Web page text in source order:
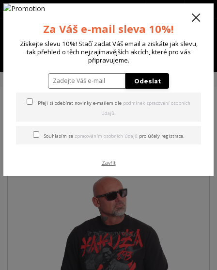
Menu
+420 702 136 620
MIKINY Yakuza pánská mikina Dantai Sweatshirt
Yakuza pánská mikina Dantai
Sweatshirt
Za Váš e-mail sleva 10%!
Získejte slevu 10%! Stačí zadat Váš email a ziskáte jak slevu,
tak přehled o těch nejzajímavějších akcích, které pro vás
připravujeme.
Odeslat
Přeji si odebírat novinky e-mailem dle podmínek zpracování osobních
údajů.
Souhlasím se zpracováním osobních údajů pro účely registrace.
Zavřít